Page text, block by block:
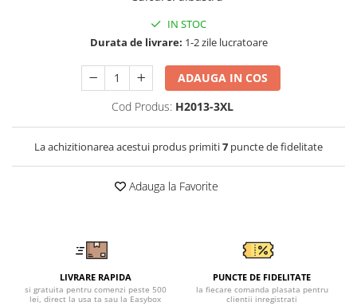
Combinezoane de lucru
Costume de ploaie impermeabile
Jachete / Bluze salopeta
Pantaloni impermeabili
Pelerine de ploaie
Pantaloni de lucru
Sorturi impermeabile
Pantaloni de lucru in talie
IN STOC
Durata de livrare: 1-2 zile lucratoare
ADAUGA IN COS
Cod Produs: H2013-3XL
La achizitionarea acestui produs primiti7 puncte de fidelitate
Adauga la Favorite
LIVRARE RAPIDA
si gratuita pentru comenzi peste 500
lei, direct la usa ta sau la Easybox
PUNCTE DE FIDELITATE
la fiecare comanda plasata pentru
clientii inregistrati